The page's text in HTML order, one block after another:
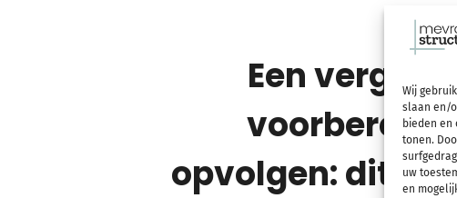
Wij
slaan en/
bieden en
tonen.
uw
en
Een
opvolgen: dit is